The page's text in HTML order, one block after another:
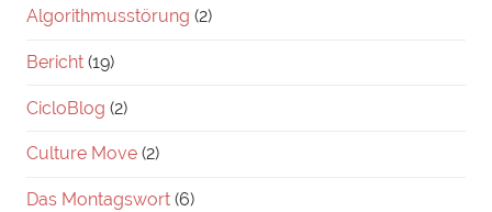
Algorithmusstörung (2)
Bericht (19)
CicloBlog (2)
Culture Move (2)
Das Montagswort (6)